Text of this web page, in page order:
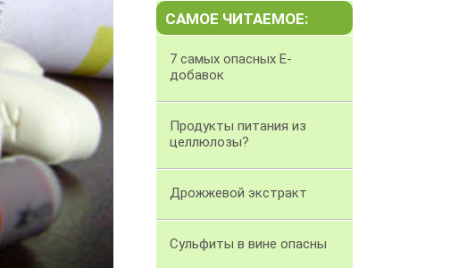
САМОЕ ЧИТАЕМОЕ:
7 самых опасных Е-
добавок
Продукты питания из
целлюлозы?
Дрожжевой экстракт
Сульфиты в вине опасны